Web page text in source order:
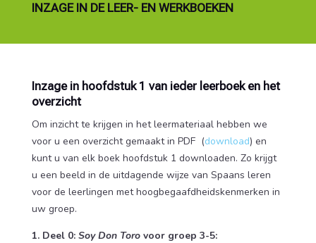
INZAGE IN DE LEER- EN WERKBOEKEN
Inzage in hoofdstuk 1 van ieder leerboek en het
overzicht
Om inzicht te krijgen in het leermateriaal hebben we
voor u een overzicht gemaakt in PDF (download) en
kunt u van elk boek hoofdstuk 1 downloaden. Zo krijgt
u een beeld in de uitdagende wijze van Spaans leren
voor de leerlingen met hoogbegaafdheidskenmerken in
uw groep.
1. Deel 0: Soy Don Toro voor groep 3-5: